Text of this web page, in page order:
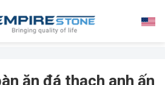
ăn đá thạch anh ấn